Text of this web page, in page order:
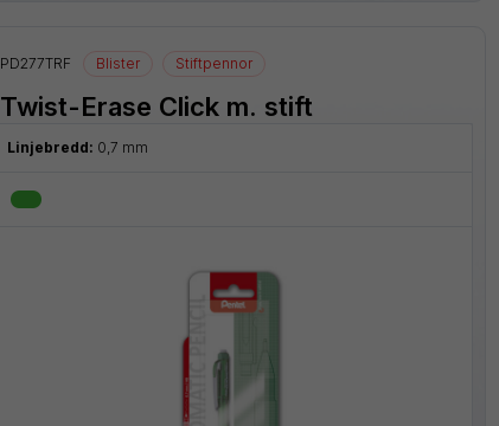
PD277TRF Blister Stiftpennor
Twist-Erase Click m. stift
Linjebredd: 0,7 mm